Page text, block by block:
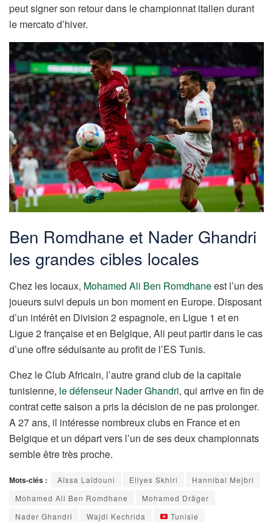
peut signer son retour dans le championnat italien durant
le mercato d’hiver.
Ben Romdhane et Nader Ghandri
les grandes cibles locales
Chez les locaux, Mohamed Ali Ben Romdhaneest l’un des
joueurs suivi depuis un bon moment en Europe. Disposant
d’un intérêt en Division 2 espagnole, en Ligue 1 et en
Ligue 2 française et en Belgique, Ali peut partir dans le cas
d’une offre séduisante au profit de l’ES Tunis.
Chez le Club Africain, l’autre grand club de la capitale
tunisienne, le défenseur Nader Ghandri, qui arrive en fin de
contrat cette saison a pris la décision de ne pas prolonger.
A 27 ans, il intéresse nombreux clubs en France et en
Belgique et un départ vers l’un de ses deux championnats
semble être très proche.
Mots-clés : Aïssa Laïdouni Ellyes Skhiri
Hannibal Mejbri
Mohamed Ali Ben Romdhane
Mohamed Dräger
Nader Ghandri
Wajdi Kechrida Tunisie